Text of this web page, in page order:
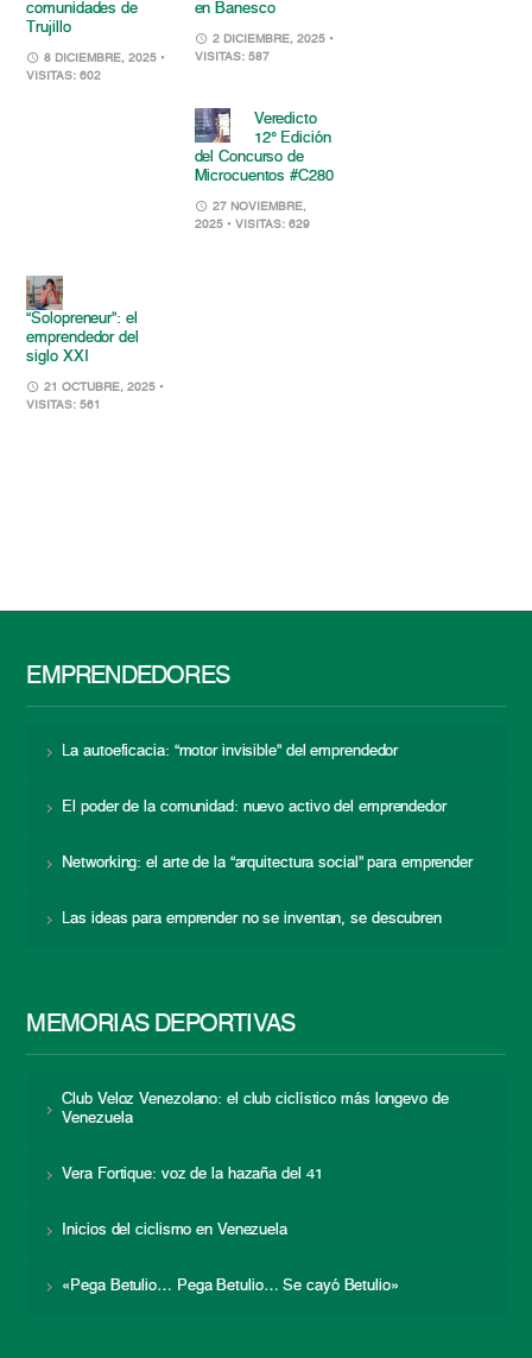
comunidades de
Trujillo
8 DICIEMBRE, 2025 •
VISITAS: 602
en Banesco
2 DICIEMBRE, 2025 •
VISITAS: 587
Veredicto
12° Edición
del Concurso de
Microcuentos #C280
27 NOVIEMBRE,
2025 • VISITAS: 629
“Solopreneur”: el
emprendedor del
siglo XXI
21 OCTUBRE, 2025 •
VISITAS: 561
EMPRENDEDORES
La autoeficacia: “motor invisible” del emprendedor
El poder de la comunidad: nuevo activo del emprendedor
Networking: el arte de la “arquitectura social” para emprender
Las ideas para emprender no se inventan, se descubren
MEMORIAS DEPORTIVAS
Club Veloz Venezolano: el club ciclístico más longevo de
Venezuela
Vera Fortique: voz de la hazaña del 41
Inicios del ciclismo en Venezuela
«Pega Betulio… Pega Betulio… Se cayó Betulio»